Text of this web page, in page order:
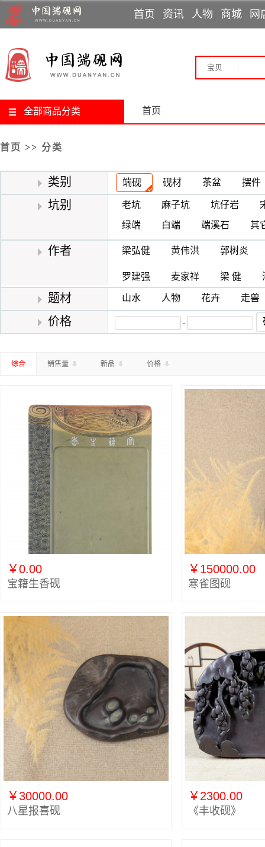
首页 资讯 人物 商城 网
宝贝
全部商品分类 首页
首页 >> 分类
类别 端砚 砚材 茶盆 摆件
坑别 老坑 麻子坑 坑仔岩
绿端
白端 端溪石 其
作者 梁弘健 黄伟洪 郭树炎
罗建强 麦家祥 梁 健
题材 山水 人物 花卉 走兽
价格 -
综合 销售量 新品 价格
￥0.00
宝籍生香砚
￥150000.00
寒雀图砚
￥30000.00
八星报喜砚
￥2300.00
《丰收砚》